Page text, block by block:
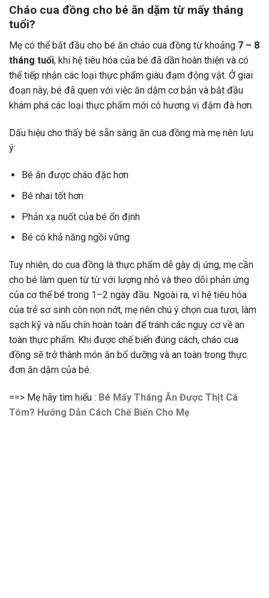
Cháo cua đồng cho bé ăn dặm từ mấy tháng
tuổi?
Mẹ có thể bắt đầu cho bé ăn cháo cua đồng từ khoảng 7 – 8
tháng tuổi, khi hệ tiêu hóa của bé đã dần hoàn thiện và có
thể tiếp nhận các loại thực phẩm giàu đạm động vật. Ở giai
đoạn này, bé đã quen với việc ăn dặm cơ bản và bắt đầu
khám phá các loại thực phẩm mới có hương vị đậm đà hơn.
Dấu hiệu cho thấy bé sẵn sàng ăn cua đồng mà mẹ nên lưu
ý:
Bé ăn được cháo đặc hơn
Bé nhai tốt hơn
Phản xạ nuốt của bé ổn định
Bé có khả năng ngồi vững
Tuy nhiên, do cua đồng là thực phẩm dễ gây dị ứng, mẹ cần
cho bé làm quen từ từ với lượng nhỏ và theo dõi phản ứng
của cơ thể bé trong 1–2 ngày đầu. Ngoài ra, vì hệ tiêu hóa
của trẻ sơ sinh còn non nớt, mẹ nên chú ý chọn cua tươi, làm
sạch kỹ và nấu chín hoàn toàn để tránh các nguy cơ về an
toàn thực phẩm. Khi được chế biến đúng cách, cháo cua
đồng sẽ trở thành món ăn bổ dưỡng và an toàn trong thực
đơn ăn dặm của bé.
==> Mẹ hãy tìm hiểu : Bé Mấy Tháng Ăn Được Thịt Cá
Tôm? Hướng Dẫn Cách Chế Biến Cho Mẹ